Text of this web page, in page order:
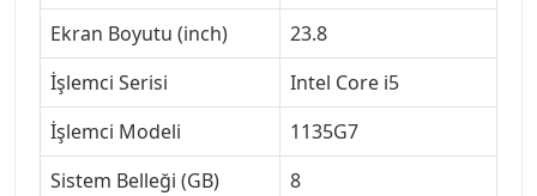
Ekran Boyutu (inch)
23.8
İşlemci Serisi
Intel Core i5
İşlemci Modeli
1135G7
Sistem Belleği (GB)
8